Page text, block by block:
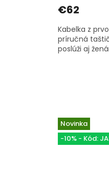
je
z
5
hviezdičiek.
€62
Kabelka z
príručná
poslúži aj
Novinka
-10% - Kód: